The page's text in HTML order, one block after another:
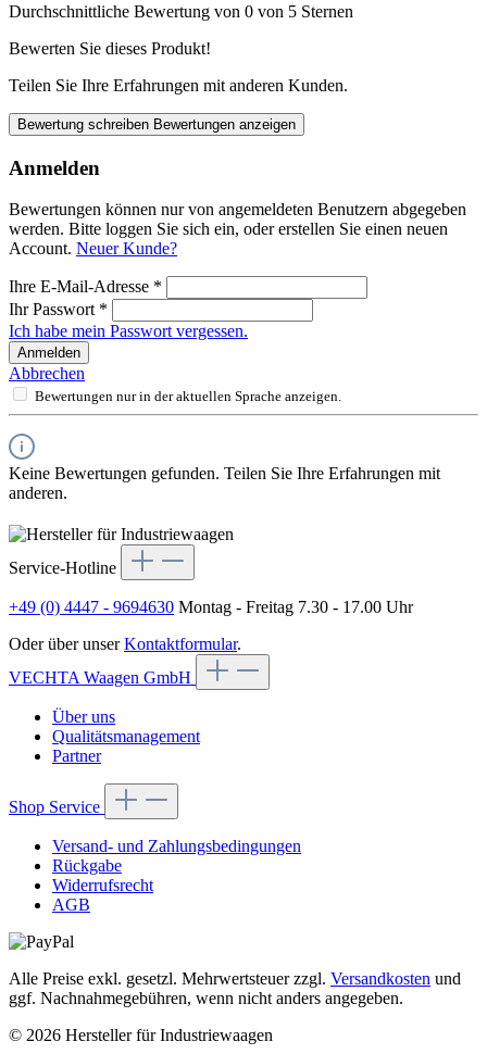
Durchschnittliche Bewertung von 0 von 5 Sternen
Bewerten Sie dieses Produkt!
Teilen Sie Ihre Erfahrungen mit anderen Kunden.
Bewertung schreiben Bewertungen anzeigen
Anmelden
Bewertungen können nur von angemeldeten Benutzern abgegeben
werden. Bitte loggen Sie sich ein, oder erstellen Sie einen neuen
Account. Neuer Kunde?
Ihre E-Mail-Adresse *
Ihr Passwort *
Ich habe mein Passwort vergessen.
Anmelden
Abbrechen
Bewertungen nur in der aktuellen Sprache anzeigen.
Keine Bewertungen gefunden. Teilen Sie Ihre Erfahrungen mit
anderen.
Service-Hotline
+49 (0) 4447 - 9694630 Montag - Freitag 7.30 - 17.00 Uhr
Oder über unserKontaktformular.
VECHTA Waagen GmbH
Über uns
Qualitätsmanagement
Partner
Shop Service
Versand- und Zahlungsbedingungen
Rückgabe
Widerrufsrecht
AGB
Alle Preise exkl. gesetzl. Mehrwertsteuer zzgl. Versandkosten und
ggf. Nachnahmegebühren, wenn nicht anders angegeben.
© 2026 Hersteller für Industriewaagen